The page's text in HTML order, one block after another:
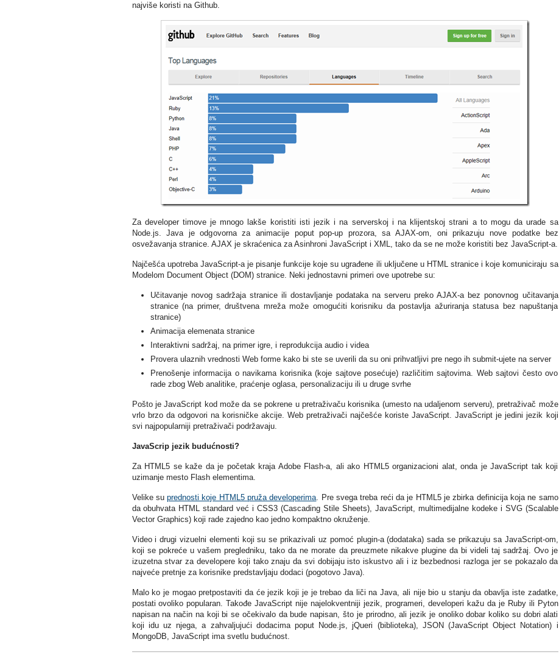
najviše koristi na Github.
Za developer timove je mnogo lakše koristiti isti jezik i na serverskoj i na klijentskoj strani a to mogu da urade sa
Node.js. Java je odgovorna za animacije poput pop-up prozora, sa AJAX-om, oni prikazuju nove podatke bez
osvežavanja stranice. AJAX je skraćenica za Asinhroni JavaScript i XML, tako da se ne može koristiti bez JavaScript-a.
Najčešća upotreba JavaScript-a je pisanje funkcije koje su ugrađene ili uključene u HTML stranice i koje komuniciraju sa
Modelom Document Object (DOM) stranice. Neki jednostavni primeri ove upotrebe su:
Učitavanje novog sadržaja stranice ili dostavljanje podataka na serveru preko AJAX-a bez ponovnog učitavanja
stranice (na primer, društvena mreža može omogućiti korisniku da postavlja ažuriranja statusa bez napuštanja
stranice)
Animacija elemenata stranice
Interaktivni sadržaj, na primer igre, i reprodukcija audio i videa
Provera ulaznih vrednosti Web forme kako bi ste se uverili da su oni prihvatljivi pre nego ih submit-ujete na server
Prenošenje informacija o navikama korisnika (koje sajtove posećuje) različitim sajtovima. Web sajtovi često ovo
rade zbog Web analitike, praćenje oglasa, personalizaciju ili u druge svrhe
Pošto je JavaScript kod može da se pokrene u pretraživaču korisnika (umesto na udaljenom serveru), pretraživač može
vrlo brzo da odgovori na korisničke akcije. Web pretraživači najčešće koriste JavaScript. JavaScript je jedini jezik koji
svi najpopularniji pretraživači podržavaju.
JavaScrip jezik budućnosti?
Za HTML5 se kaže da je početak kraja Adobe Flash-a, ali ako HTML5 organizacioni alat, onda je JavaScript tak koji
uzimanje mesto Flash elementima.
Velike suprednosti koje HTML5 pruža developerima. Pre svega treba reći da je HTML5 je zbirka definicija koja ne samo
da obuhvata HTML standard već i CSS3 (Cascading Stile Sheets), JavaScript, multimedijalne kodeke i SVG (Scalable
Vector Graphics) koji rade zajedno kao jedno kompaktno okruženje.
Video i drugi vizuelni elementi koji su se prikazivali uz pomoć plugin-a (dodataka) sada se prikazuju sa JavaScript-om,
koji se pokreće u vašem pregledniku, tako da ne morate da preuzmete nikakve plugine da bi videli taj sadržaj. Ovo je
izuzetna stvar za developere koji tako znaju da svi dobijaju isto iskustvo ali i iz bezbednosi razloga jer se pokazalo da
najveće pretnje za korisnike predstavljaju dodaci (pogotovo Java).
Malo ko je mogao pretpostaviti da će jezik koji je je trebao da liči na Java, ali nije bio u stanju da obavlja iste zadatke,
postati ovoliko popularan. Takođe JavaScript nije najelokventniji jezik, programeri, developeri kažu da je Ruby ili Pyton
napisan na način na koji bi se očekivalo da bude napisan, što je prirodno, ali jezik je onoliko dobar koliko su dobri alati
koji idu uz njega, a zahvaljujući dodacima poput Node.js, jQueri (biblioteka), JSON (JavaScript Object Notation) i
MongoDB, JavaScript ima svetlu budućnost.